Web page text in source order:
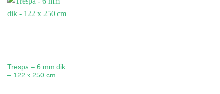
Trespa – 6 mm dik
– 122 x 250 cm